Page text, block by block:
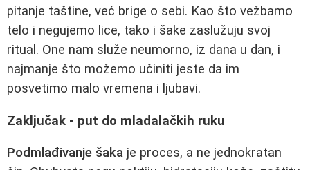
pitanje taštine, već brige o sebi. Kao što vežbamo
telo i negujemo lice, tako i šake zaslužuju svoj
ritual. One nam služe neumorno, iz dana u dan, i
najmanje što možemo učiniti jeste da im
posvetimo malo vremena i ljubavi.
Zaključak - put do mladalačkih ruku
Podmlađivanje šaka je proces, a ne jednokratan